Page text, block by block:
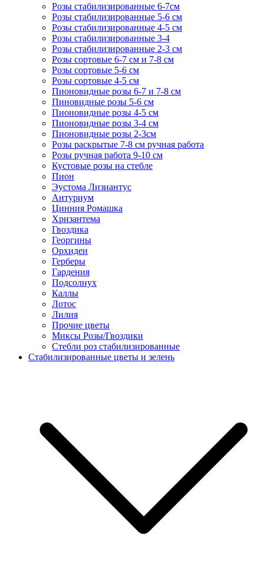
Розы стабилизированные 6-7см
Розы стабилизированные 5-6 см
Розы стабилизированные 4-5 см
Розы стабилизированные 3-4
Розы стабилизированные 2-3 см
Розы сортовые 6-7 см и 7-8 см
Розы сортовые 5-6 см
Розы сортовые 4-5 см
Пионовидные розы 6-7 и 7-8 см
Пиновидные розы 5-6 см
Пионовидные розы 4-5 см
Пионовидные розы 3-4 см
Пионовидные розы 2-3см
Розы раскрытые 7-8 см ручная работа
Розы ручная работа 9-10 см
Кустовые розы на стебле
Пион
Эустома Лизиантус
Антуриум
Цинния Ромашка
Хризантема
Гвоздика
Георгины
Орхидеи
Герберы
Гардения
Подсолнух
Каллы
Лотос
Лилия
Прочие цветы
Миксы Розы/Гвоздики
Стебли роз стабилизированные
Стабилизированные цветы и зелень